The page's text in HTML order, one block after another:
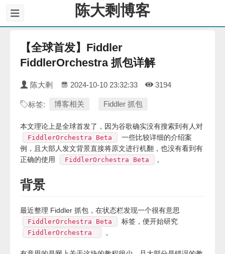
陈大剩博客
【全球首发】Fiddler
FiddlerOrchestra 抓包详解
陈大剩 2024-10-10 23:32:33 3194
标签: 博客相关 Fiddler 抓包
本文理论上是全球首发了，因为谷歌确实没有搜索到有人对
FiddlerOrchestra Beta
一些比较详细的介绍案
例，且大部人发文背景直接将原文进行机翻，也没有看到有
正确的使用
FiddlerOrchestra Beta 。
背景
最近整理 Fiddler 抓包，在状态栏发现一个很有意思
FiddlerOrchestra Beta 标签，便开始研究
FiddlerOrchestra 。